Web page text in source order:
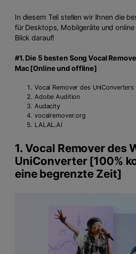
In diesem Teil stellen wir Ihnen die
für Desktops, Mobilgeräte und online
Blick darauf!
#1. Die 5 besten Song Vocal
Mac [Online und offline]
Vocal Remover des UniConverters
Adobe Audition
Audacity
vocalremover.org
LALAL.AI
1. Vocal Remover des
UniConverter[100%
eine begrenzte Zeit]